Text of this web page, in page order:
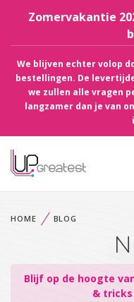
Zomervakantie
We blijven echter volop
bestellingen. De
we zullen alle vragen
langzamer dan je van
HOME BLOG
Blijf op de hoogte
&